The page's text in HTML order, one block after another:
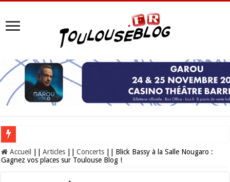
Les Nocturnes de la Cité de l’espace 2026 : l’événement incontournable de
Accueil Articles Concerts
Blick Bassy à la Salle Nougaro :
Gagnez vos places sur Toulouse Blog !